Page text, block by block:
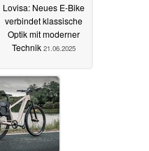
Lovisa: Neues E-Bike
verbindet klassische
Optik mit moderner
Technik 21.06.2025